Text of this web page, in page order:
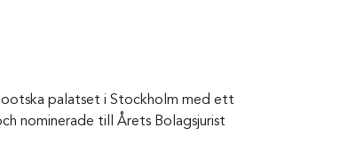
palatset i Stockholm med ett
nominerade till Årets Bolagsjurist